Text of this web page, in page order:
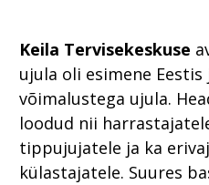
Keila Tervisekeskuse
ujula oli esimene
võimalustega ujula.
loodud nii
tippujujatele ja ka
külastajatele. Suures